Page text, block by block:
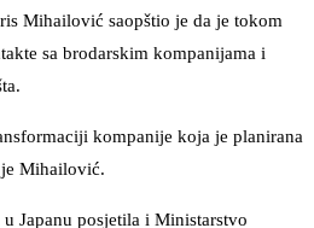
Mihailović saopštio je da je tokom
sa brodarskim kompanijama i
kompanije koja je planirana
Mihailović.
Japanu posjetila i Ministarstvo